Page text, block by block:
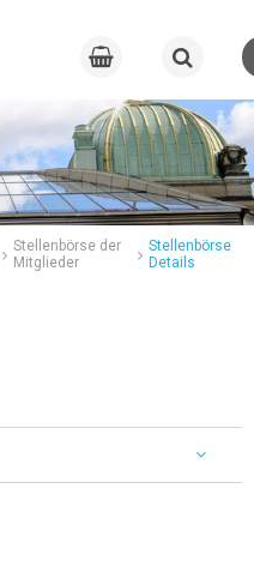
Stellenbörse der
Mitglieder
Stellenbörse
Details